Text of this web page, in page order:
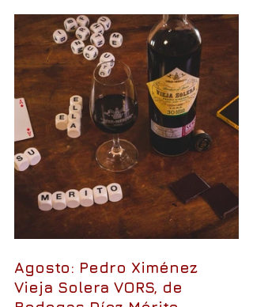
Agosto: Pedro Ximénez
Vieja Solera VORS, de